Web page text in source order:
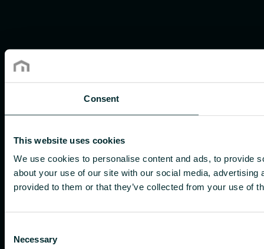
Consent
This website uses cookies
We use cookies to personalise content and ads, to provide
about your use of our site with our social media,
provided to them or that they’ve collected from your use of
Selection
Necessary